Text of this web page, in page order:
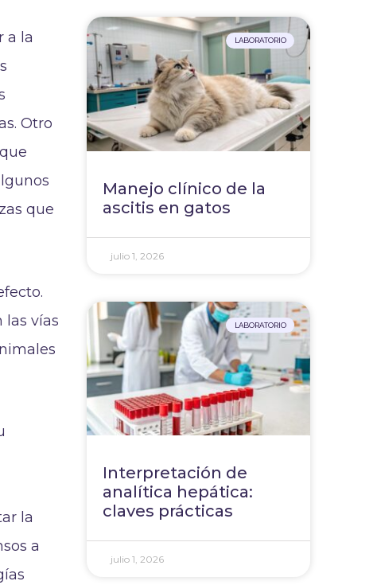
a la
Otro
que
las vías
la
a
LABORATORIO
Manejo clínico de la
ascitis en gatos
julio 1, 2026
LABORATORIO
Interpretación de
analítica hepática:
claves prácticas
julio 1, 2026